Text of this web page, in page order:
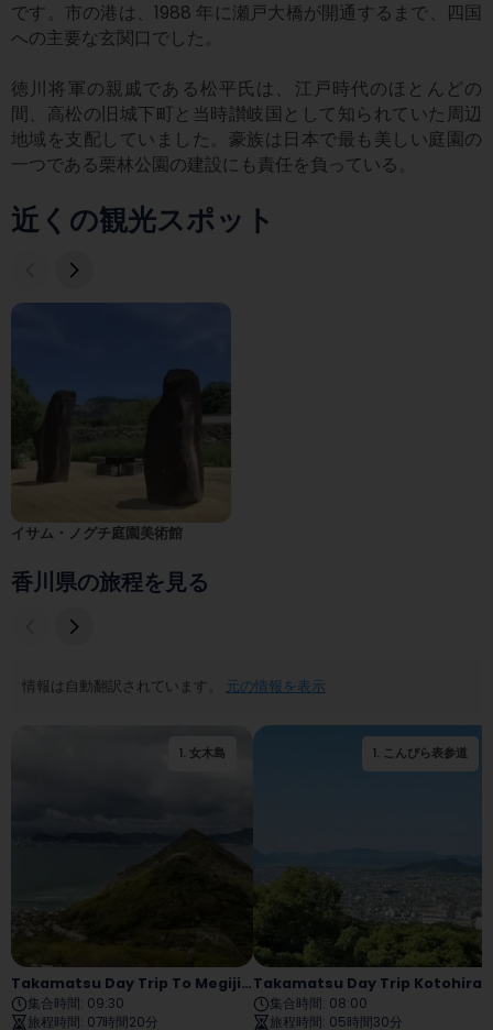
です。市の港は、1988 年に瀬戸大橋が開通するまで、四国
への主要な玄関口でした。
徳川将軍の親戚である松平氏は、江戸時代のほとんどの
間、高松の旧城下町と当時讃岐国として知られていた周辺
地域を支配していました。豪族は日本で最も美しい庭園の
一つである栗林公園の建設にも責任を負っている。
近くの観光スポット
イサム・ノグチ庭園美術館
香川県の旅程を見る
情報は自動翻訳されています。 元の情報を表示
1. 女木島 2. 男木島
Takamatsu Day Trip To Megijima And Ogijima
集合時間 : 09:30
旅程時間 : 07時間20分
1. こんぴら表参道
Takamatsu Day Trip Kotohira
集合時間 : 08:00
旅程時間 : 05時間30分